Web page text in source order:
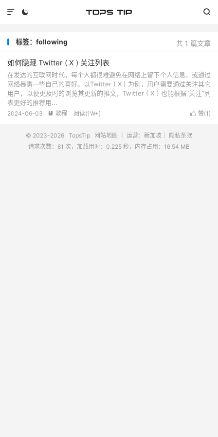
 

共 1 篇文章
标签：following
如何隐藏 Twitter ( X ) 关注列表
在发达的互联网时代，每个人都很难避免在网络上留下个人信息，或通过
网络暴露一些自己的喜好。以Twitter ( X ) 为例，用户需要通过关注其它
用户，以便更及时的浏览其更新的推文，Twitter ( X ) 也能根据“关注”列
表更好的推荐用...
 赞(1 )
2024-06-03  教程 阅读(1W+)
© 2023-2026 TopsTip 网站地图 ｜ 运营：新加坡｜
隐私条款
请求次数：81 次，加载用时：0.225 秒，内存占用：16.54 MB